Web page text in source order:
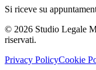
Si riceve su
© 2026 Studio Legale
riservati.
Privacy PolicyCookie